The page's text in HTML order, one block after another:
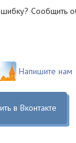
Cообщить
Напишите нам
в Вконтакте